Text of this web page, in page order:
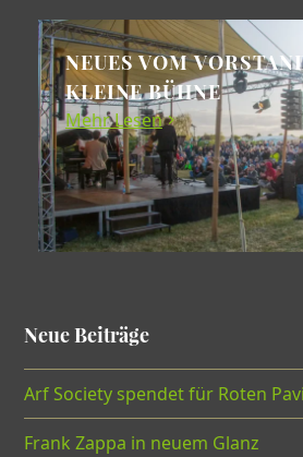
NEUES VOM
KLEINE BÜHNE
Mehr Lesen
Neue Beiträge
Arf Society spendet für Roten
Frank Zappa in neuem Glanz